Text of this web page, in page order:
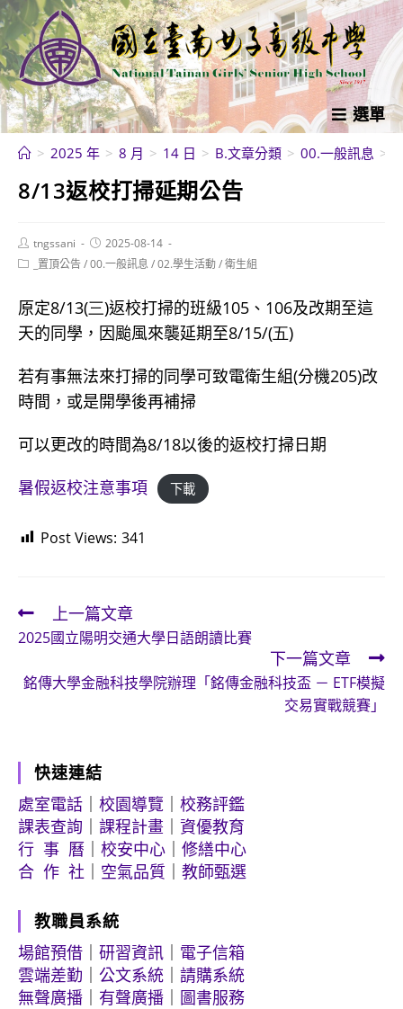
跳
轉
至
主
要
內
選單
> 2025 年 > 8 月 > 14 日 > B.文章分類 > 00.一般訊息 >
8/13返校打掃延期公告
Post
author:
tngssani
Post
published:
2025-08-14
Post _置頂公告/00.一般訊息 /02.學生活動/衛生組
原定8/13(三)返校打掃的班級105、106及改期至這
天的同學，因颱風來襲延期至8/15/(五)
若有事無法來打掃的同學可致電衛生組(分機205)改
時間，或是開學後再補掃
可以更改的時間為8/18以後的返校打掃日期
暑假返校注意事項
下載
Post Views: 341
Read
more
articles
上一篇文章
2025國立陽明交通大學日語朗讀比賽
下一篇文章
銘傳大學金融科技學院辦理「銘傳金融科技盃 － ETF模擬
交易實戰競賽」
快速連結
處室電話
校園導覽
校務評鑑
課表查詢
課程計畫
資優教育
行 事 曆
校安中心
修繕中心
合 作 社
空氣品質 教師甄選
教職員系統
場館預借
研習資訊
電子信箱
雲端差勤
公文系統
請購系統
無聲廣播
有聲廣播 圖書服務